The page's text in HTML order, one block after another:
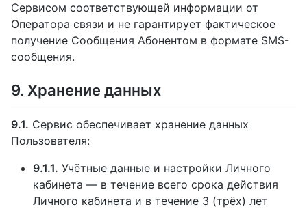
Сервисом соответствующей информации от
Оператора связи и не гарантирует фактическое
получение Сообщения Абонентом в формате SMS-
сообщения.
9. Хранение данных
9.1. Сервис обеспечивает хранение данных
Пользователя:
9.1.1. Учётные данные и настройки Личного
кабинета — в течение всего срока действия
Личного кабинета и в течение 3 (трёх) лет